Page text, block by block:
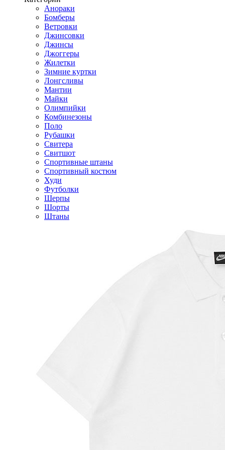
Анораки
Бомберы
Ветровки
Джинсовки
Джинсы
Джоггеры
Жилетки
Зимние куртки
Лонгсливы
Мантии
Майки
Олимпийки
Комбинезоны
Поло
Рубашки
Свитера
Свитшот
Спортивные штаны
Спортивный костюм
Худи
Футболки
Шерпы
Шорты
Штаны